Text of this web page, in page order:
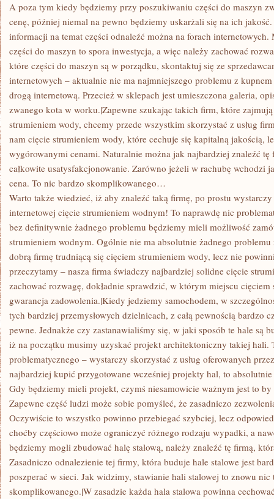
A poza tym kiedy będziemy przy poszukiwaniu części do maszyn
cenę, później niemal na pewno będziemy uskarżali się na ich jakość.
informacji na temat części odnaleźć można na forach
części do maszyn to spora inwestycja, a więc należy zachować
które części do maszyn są w porządku, skontaktuj się ze
internetowych – aktualnie nie ma najmniejszego problemu z
drogą internetową. Przecież w sklepach jest umieszczona galeria,
zwanego kota w worku.|Zapewne szukając takich firm, które
strumieniem wody, chcemy przede wszystkim skorzystać z usług
nam cięcie strumieniem wody, które cechuje się kapitalną jakością,
wygórowanymi cenami. Naturalnie można jak najbardziej znaleźć
całkowite usatysfakcjonowanie. Zarówno jeżeli w rachubę wchodzi
cena. To nic bardzo skomplikowanego…
Warto także wiedzieć, iż aby znaleźć taką firmę, po prostu
internetowej cięcie strumieniem wodnym! To naprawdę nic
bez definitywnie żadnego problemu będziemy mieli możliwość
strumieniem wodnym. Ogólnie nie ma absolutnie żadnego
dobrą firmę trudniącą się cięciem strumieniem wody, lecz nie
przeczytamy – nasza firma świadczy najbardziej solidne cięcie
zachować rozwagę, dokładnie sprawdzić, w którym miejscu
gwarancja zadowolenia.|Kiedy jedziemy samochodem, w
tych bardziej przemysłowych dzielnicach, z całą pewnością bardzo
pewne. Jednakże czy zastanawialiśmy się, w jaki sposób te hale są
iż na początku musimy uzyskać projekt architektoniczny takiej hali.
problematycznego – wystarczy skorzystać z usług oferowanych
najbardziej kupić przygotowane wcześniej projekty hal, to
Gdy będziemy mieli projekt, czymś niesamowicie ważnym jest to
Zapewne część ludzi może sobie pomyśleć, że zasadniczo
Oczywiście to wszystko powinno przebiegać szybciej, lecz
choćby częściowo może ograniczyć różnego rodzaju wypadki, a
będziemy mogli zbudować halę stalową, należy znaleźć tę firmą,
Zasadniczo odnalezienie tej firmy, która buduje hale stalowe jest
poszperać w sieci. Jak widzimy, stawianie hali stalowej to znowu nic
skomplikowanego.|W zasadzie każda hala stalowa powinna